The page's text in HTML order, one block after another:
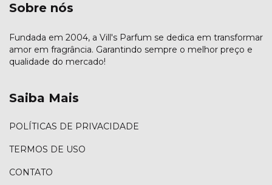
Sobre nós
Fundada em 2004, a Vill's Parfum se dedica em transformar
amor em fragrância. Garantindo sempre o melhor preço e
qualidade do mercado!
Saiba Mais
POLÍTICAS DE PRIVACIDADE
TERMOS DE USO
CONTATO